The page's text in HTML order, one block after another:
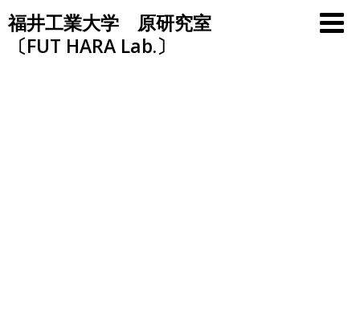
Skip
to
content
福井工業大学 原研究室
〔FUT HARA Lab.〕